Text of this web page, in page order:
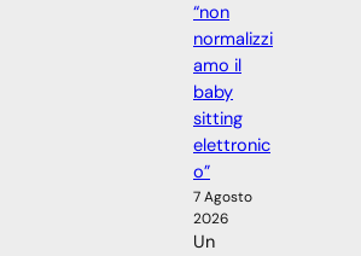
“non
normalizzi
amo il
baby
sitting
elettronic
o”
7 Agosto
2026
Un